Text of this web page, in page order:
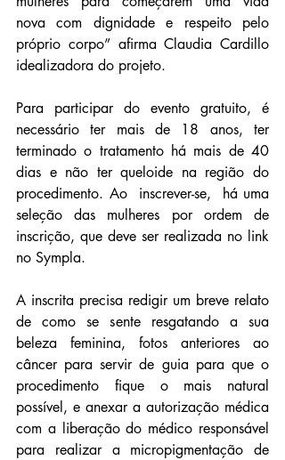
nova com dignidade e respeito pelo
próprio corpo” afirma Claudia Cardillo
idealizadora do projeto.
Para participar do evento gratuito, é
necessário ter mais de 18 anos, ter
terminado o tratamento há mais de 40
dias e não ter queloide na região do
procedimento. Ao  inscrever-se,  há uma
seleção das mulheres por ordem de
inscrição, que deve ser realizada no link
no Sympla.
A inscrita precisa redigir um breve relato
de como se sente resgatando a sua
beleza feminina, fotos anteriores ao
câncer para servir de guia para que o
procedimento fique o mais natural
possível, e anexar a autorização médica
com a liberação do médico responsável
para realizar a micropigmentação de